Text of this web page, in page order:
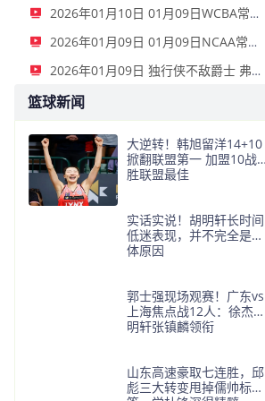
2026年01月10日 01月09日WCBA常规赛 山西女篮 96 - 73 新疆女篮 全场集锦
2026年01月09日 01月09日NCAA常规赛 俄亥俄州立大学 - 俄勒冈大学 集锦
2026年01月09日 独行侠不敌爵士 弗拉格26+10+8 浓眉21+11&伤退 马尔卡宁33+7
篮球新闻
大逆转！韩旭留洋14+10
掀翻联盟第一 加盟10战9
胜联盟最佳
实话实说！胡明轩长时间
低迷表现，并不完全是身
体原因
郭士强现场观赛！广东vs
上海焦点战12人：徐杰胡
明轩张镇麟领衔
山东高速豪取七连胜，邱
彪三大转变甩掉儒帅标